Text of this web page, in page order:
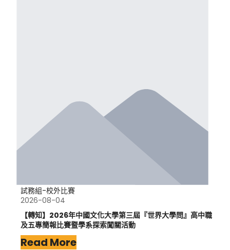
試務組-校外比賽
2026-08-04
【轉知】2026年中國文化大學第三屆『世界大學問』高中職
及五專簡報比賽暨學系探索闖關活動
Read More